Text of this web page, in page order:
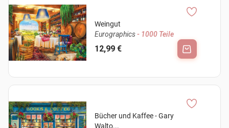
Weingut
Eurographics- 1000 Teile
12,99 €
Bücher und Kaffee - Gary
Walto...